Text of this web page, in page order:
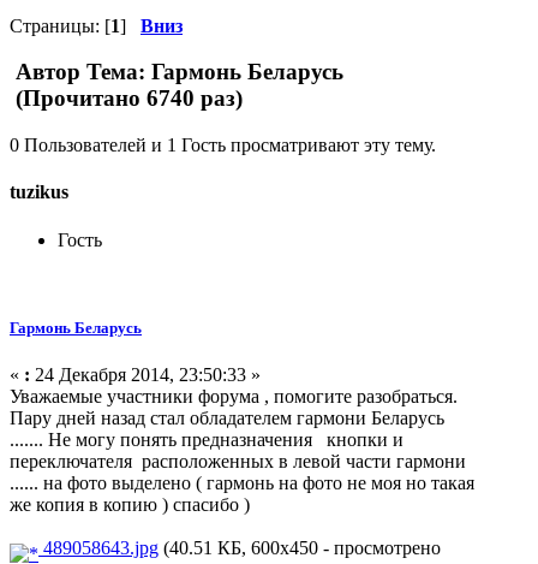
Страницы: [1] Вниз
Автор Тема: Гармонь Беларусь
(Прочитано 6740 раз)
0 Пользователей и 1 Гость просматривают эту тему.
tuzikus
Гость
Гармонь Беларусь
« : 24 Декабря 2014, 23:50:33 »
Уважаемые участники форума , помогите разобраться.
Пару дней назад стал обладателем гармони Беларусь
....... Не могу понять предназначения кнопки и
переключателя расположенных в левой части гармони
...... на фото выделено ( гармонь на фото не моя но такая
же копия в копию ) спасибо )
489058643.jpg (40.51 КБ, 600x450 - просмотрено